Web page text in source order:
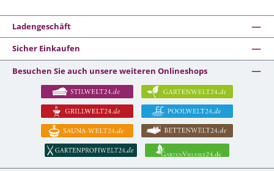
Ladengeschäft
Sicher Einkaufen
Besuchen Sie auch unsere weiteren Onlineshops